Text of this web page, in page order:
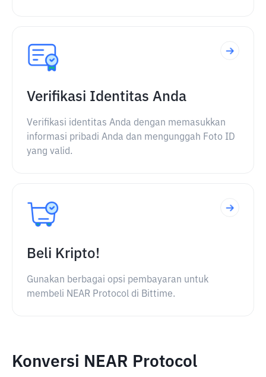
Verifikasi Identitas Anda
Verifikasi identitas Anda dengan memasukkan
informasi pribadi Anda dan mengunggah Foto ID
yang valid.
Beli Kripto!
Gunakan berbagai opsi pembayaran untuk
membeli NEAR Protocol di Bittime.
Konversi NEAR Protocol